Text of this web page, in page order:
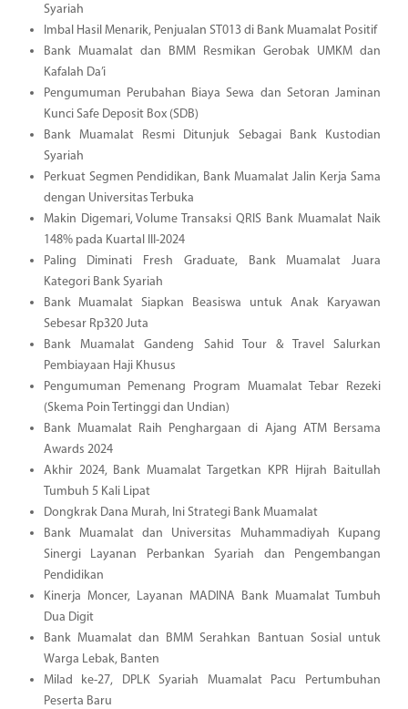
Syariah
Imbal Hasil Menarik, Penjualan ST013 di Bank Muamalat Positif
Bank Muamalat dan BMM Resmikan Gerobak UMKM dan
Kafalah Da’i
Pengumuman Perubahan Biaya Sewa dan Setoran Jaminan
Kunci Safe Deposit Box (SDB)
Bank Muamalat Resmi Ditunjuk Sebagai Bank Kustodian
Syariah
Perkuat Segmen Pendidikan, Bank Muamalat Jalin Kerja Sama
dengan Universitas Terbuka
Makin Digemari, Volume Transaksi QRIS Bank Muamalat Naik
148% pada Kuartal III-2024
Paling Diminati Fresh Graduate, Bank Muamalat Juara
Kategori Bank Syariah
Bank Muamalat Siapkan Beasiswa untuk Anak Karyawan
Sebesar Rp320 Juta
Bank Muamalat Gandeng Sahid Tour & Travel Salurkan
Pembiayaan Haji Khusus
Pengumuman Pemenang Program Muamalat Tebar Rezeki
(Skema Poin Tertinggi dan Undian)
Bank Muamalat Raih Penghargaan di Ajang ATM Bersama
Awards 2024
Akhir 2024, Bank Muamalat Targetkan KPR Hijrah Baitullah
Tumbuh 5 Kali Lipat
Dongkrak Dana Murah, Ini Strategi Bank Muamalat
Bank Muamalat dan Universitas Muhammadiyah Kupang
Sinergi Layanan Perbankan Syariah dan Pengembangan
Pendidikan
Kinerja Moncer, Layanan MADINA Bank Muamalat Tumbuh
Dua Digit
Bank Muamalat dan BMM Serahkan Bantuan Sosial untuk
Warga Lebak, Banten
Milad ke-27, DPLK Syariah Muamalat Pacu Pertumbuhan
Peserta Baru